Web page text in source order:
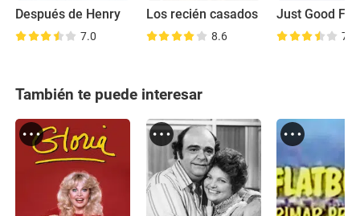
Después de Henry
7.0
Los recién casados
8.6
Just Good
7.1
También te puede interesar